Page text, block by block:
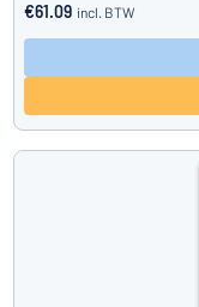
€61.09 incl. BTW